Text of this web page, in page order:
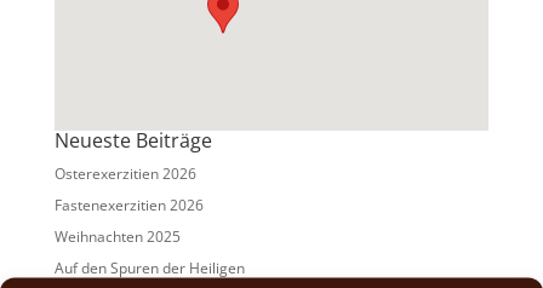
Neueste Beiträge
Osterexerzitien 2026
Fastenexerzitien 2026
Weihnachten 2025
Auf den Spuren der Heiligen